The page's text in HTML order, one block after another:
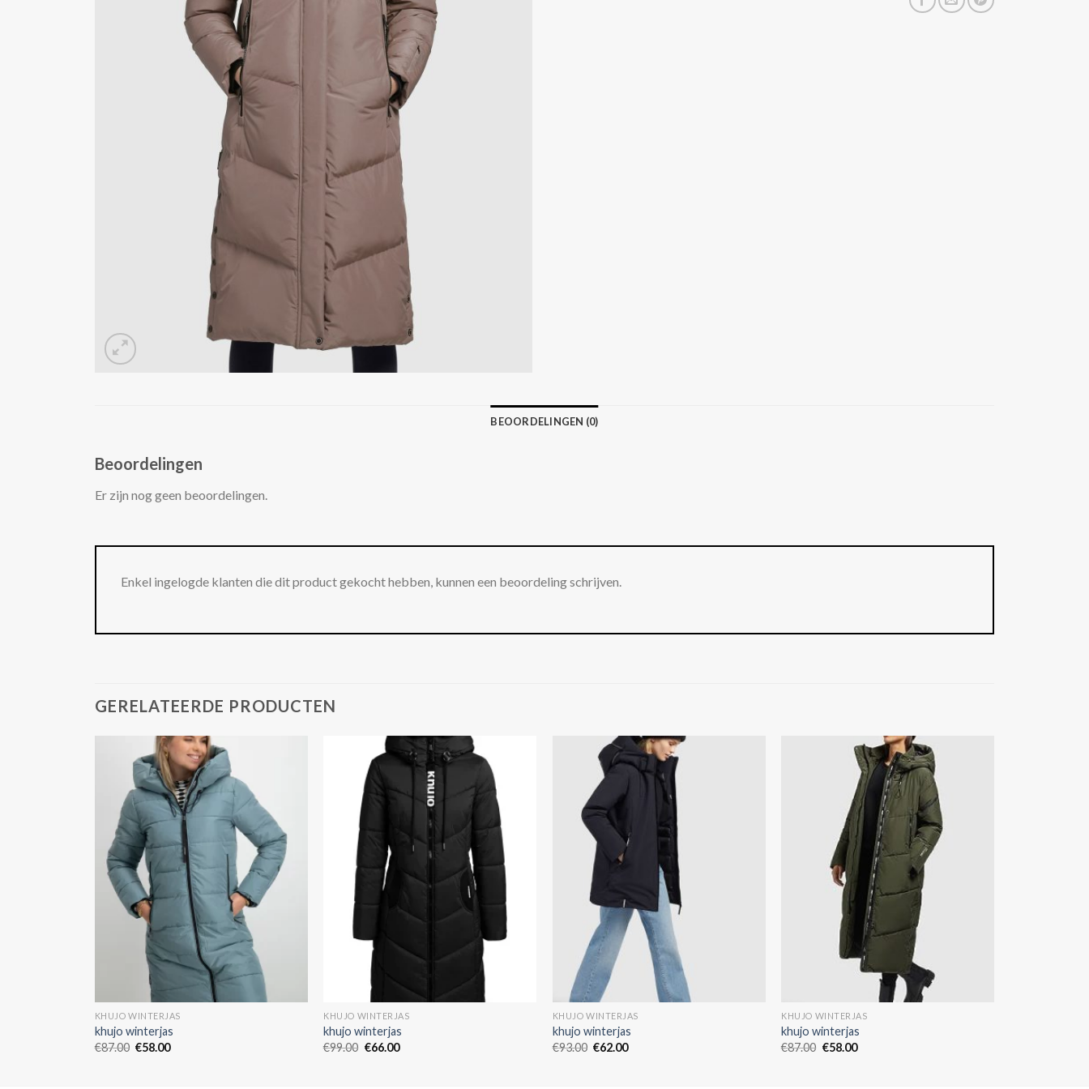
BEOORDELINGEN (0)
Beoordelingen
Er zijn nog geen beoordelingen.
Enkel ingelogde klanten die dit product gekocht hebben, kunnen een beoordeling schrijven.
GERELATEERDE PRODUCTEN
KHUJO WINTERJAS
khujo winterjas
€87.00 €58.00
KHUJO WINTERJAS
khujo winterjas
€99.00 €66.00
KHUJO WINTERJAS
khujo winterjas
€93.00 €62.00
KHUJO WINTERJAS
khujo winterjas
€87.00 €58.00